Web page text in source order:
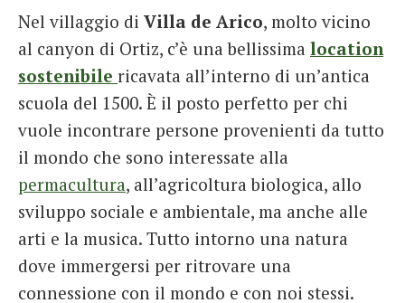
Nel villaggio di Villa de Arico, molto vicino
al canyon di Ortiz, c’è una bellissima location
sostenibile ricavata all’interno di un’antica
scuola del 1500. È il posto perfetto per chi
vuole incontrare persone provenienti da tutto
il mondo che sono interessate alla
permacultura, all’agricoltura biologica, allo
sviluppo sociale e ambientale, ma anche alle
arti e la musica. Tutto intorno una natura
dove immergersi per ritrovare una
connessione con il mondo e con noi stessi.